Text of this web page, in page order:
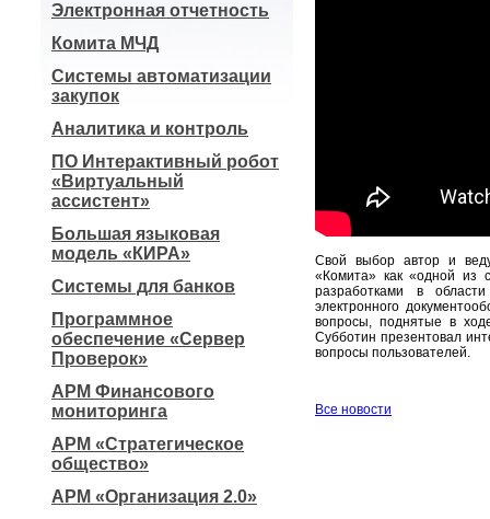
Электронная отчетность
Комита МЧД
Системы автоматизации
закупок
Аналитика и контроль
ПО Интерактивный робот
«Виртуальный
ассистент»
Большая языковая
модель «КИРА»
Системы для банков
Программное
обеспечение «Сервер
Проверок»
АРМ Финансового
мониторинга
АРМ «Стратегическое
общество»
АРМ «Организация 2.0»
Свой выбор автор и
«Комита» как «одной из
разработками в
электронного
вопросы, поднятые в
Субботин презентовал
вопросы пользователей.
Все новости